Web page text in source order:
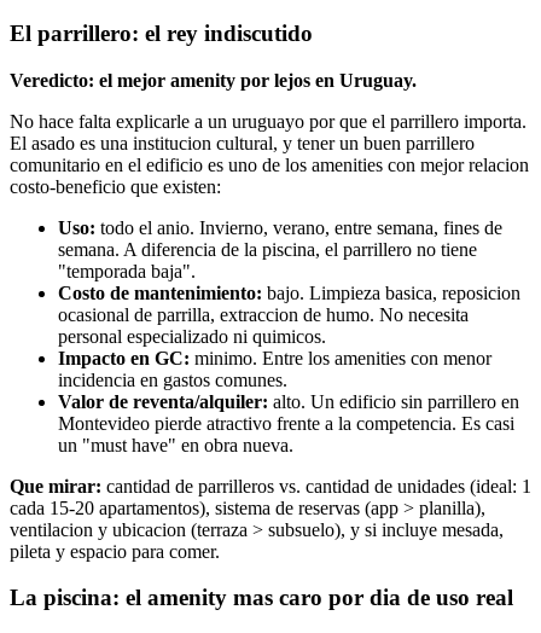
El parrillero: el rey indiscutido
Veredicto: el mejor amenity por lejos en Uruguay.
No hace falta explicarle a un uruguayo por que el parrillero importa.
El asado es una institucion cultural, y tener un buen parrillero
comunitario en el edificio es uno de los amenities con mejor relacion
costo-beneficio que existen:
Uso: todo el anio. Invierno, verano, entre semana, fines de
semana. A diferencia de la piscina, el parrillero no tiene
"temporada baja".
Costo de mantenimiento: bajo. Limpieza basica, reposicion
ocasional de parrilla, extraccion de humo. No necesita
personal especializado ni quimicos.
Impacto en GC: minimo. Entre los amenities con menor
incidencia en gastos comunes.
Valor de reventa/alquiler: alto. Un edificio sin parrillero en
Montevideo pierde atractivo frente a la competencia. Es casi
un "must have" en obra nueva.
Que mirar: cantidad de parrilleros vs. cantidad de unidades (ideal: 1
cada 15-20 apartamentos), sistema de reservas (app > planilla),
ventilacion y ubicacion (terraza > subsuelo), y si incluye mesada,
pileta y espacio para comer.
La piscina: el amenity mas caro por dia de uso real